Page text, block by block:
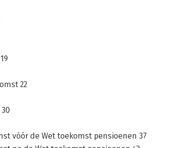
22
vóór de Wet toekomst pensioenen 37